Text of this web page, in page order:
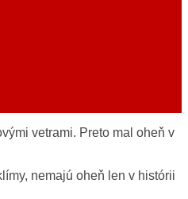
vetrami. Preto mal oheň v
nemajú oheň len v histórii